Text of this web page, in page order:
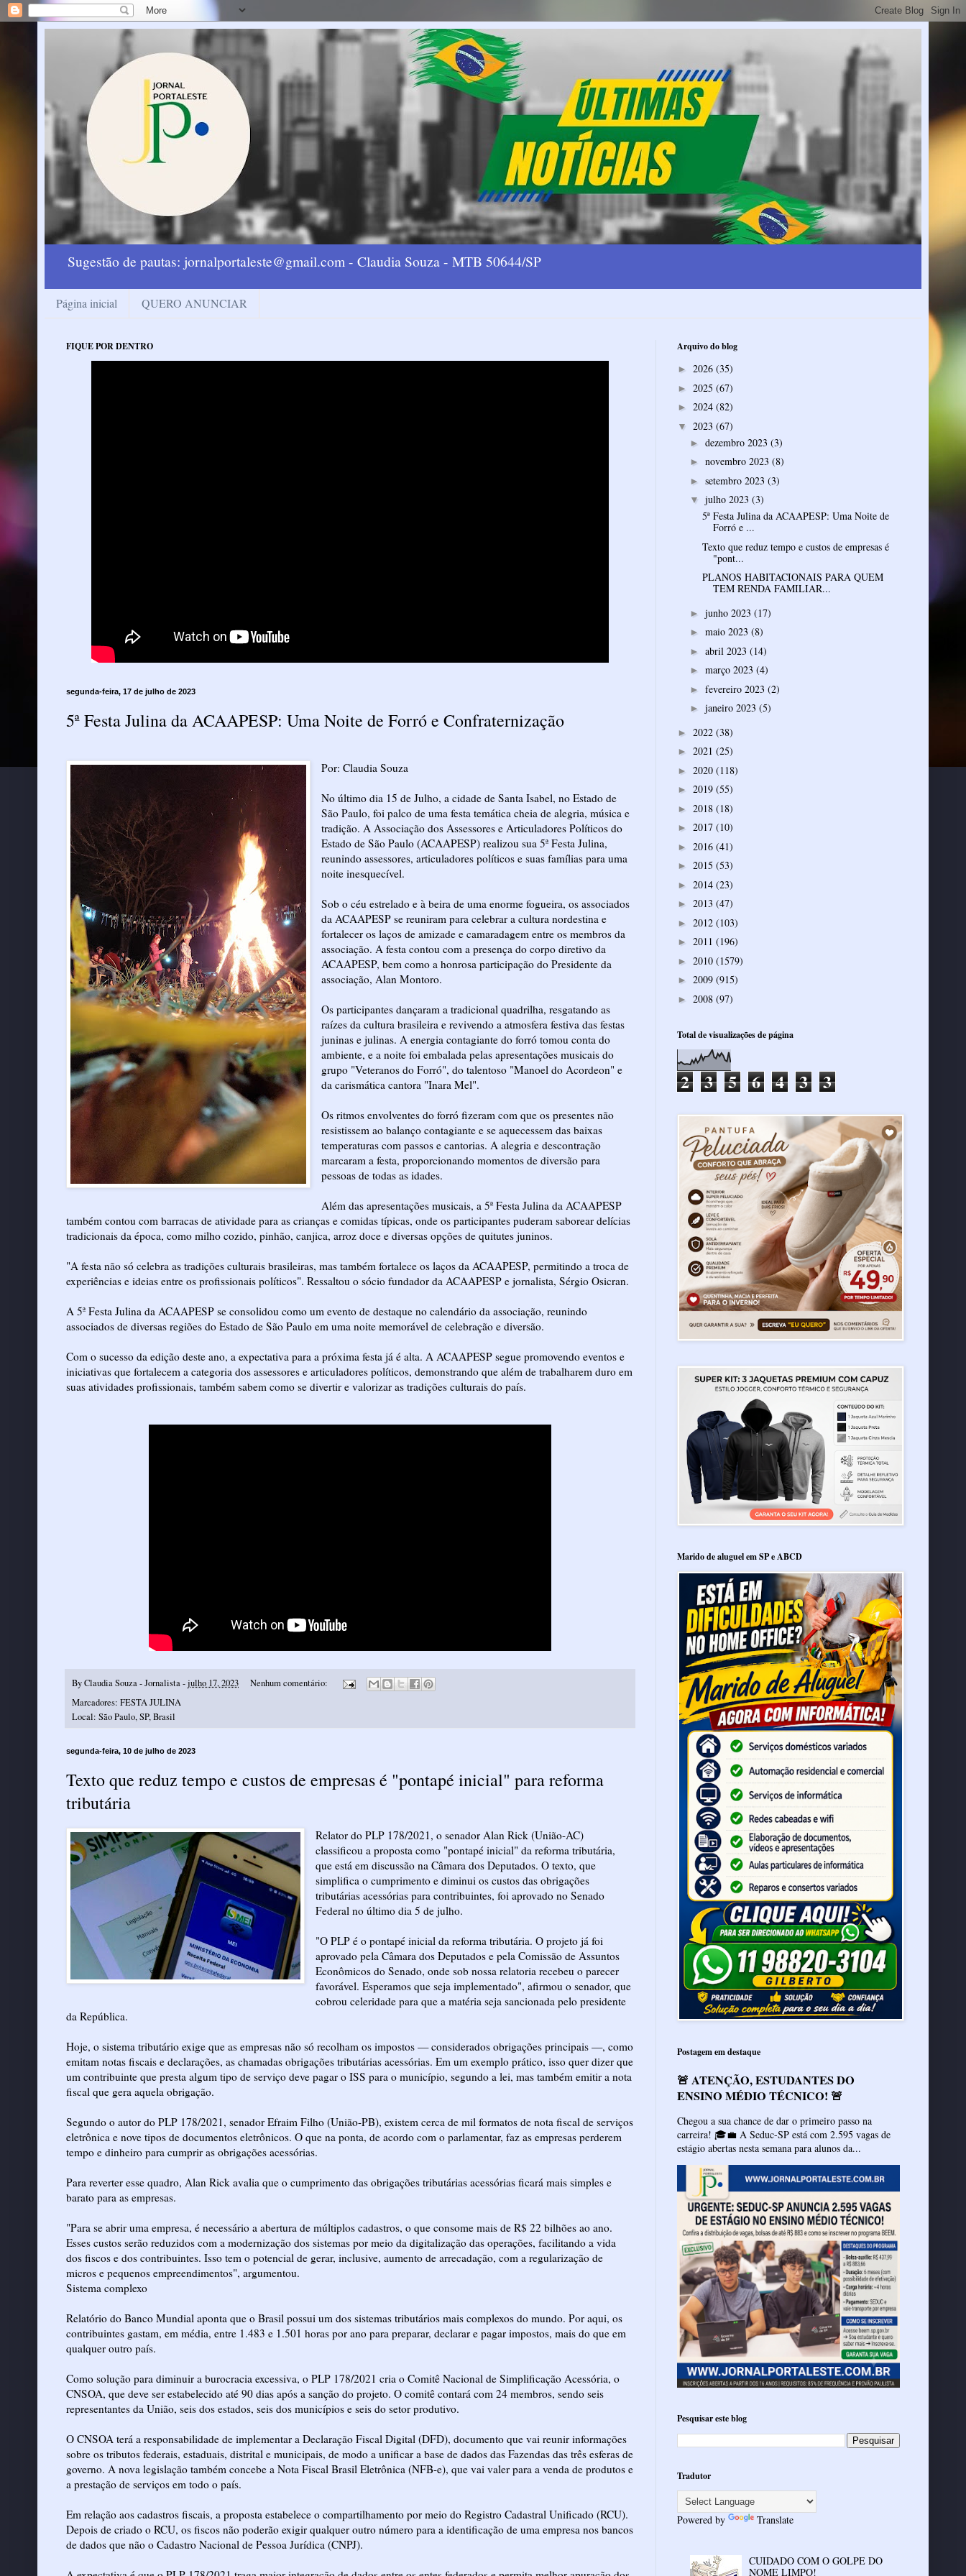
Sugestão de pautas: jornalportaleste@gmail.com - Claudia Souza - MTB 50644/SP
Página inicial QUERO ANUNCIAR
FIQUE POR DENTRO
segunda-feira, 17 de julho de 2023
5ª Festa Julina da ACAAPESP: Uma Noite de Forró e Confraternização
Por: Claudia Souza
No último dia 15 de Julho, a cidade de Santa Isabel, no Estado de
São Paulo, foi palco de uma festa temática cheia de alegria, música e
tradição. A Associação dos Assessores e Articuladores Políticos do
Estado de São Paulo (ACAAPESP) realizou sua 5ª Festa Julina,
reunindo assessores, articuladores políticos e suas famílias para uma
noite inesquecível.
Sob o céu estrelado e à beira de uma enorme fogueira, os associados
da ACAAPESP se reuniram para celebrar a cultura nordestina e
fortalecer os laços de amizade e camaradagem entre os membros da
associação. A festa contou com a presença do corpo diretivo da
ACAAPESP, bem como a honrosa participação do Presidente da
associação, Alan Montoro.
Os participantes dançaram a tradicional quadrilha, resgatando as
raízes da cultura brasileira e revivendo a atmosfera festiva das festas
juninas e julinas. A energia contagiante do forró tomou conta do
ambiente, e a noite foi embalada pelas apresentações musicais do
grupo "Veteranos do Forró", do talentoso "Manoel do Acordeon" e
da carismática cantora "Inara Mel".
Os ritmos envolventes do forró fizeram com que os presentes não
resistissem ao balanço contagiante e se aquecessem das baixas
temperaturas com passos e cantorias. A alegria e descontração
marcaram a festa, proporcionando momentos de diversão para
pessoas de todas as idades.
Além das apresentações musicais, a 5ª Festa Julina da ACAAPESP
também contou com barracas de atividade para as crianças e comidas típicas, onde os participantes puderam saborear delícias
tradicionais da época, como milho cozido, pinhão, canjica, arroz doce e diversas opções de quitutes juninos.
"A festa não só celebra as tradições culturais brasileiras, mas também fortalece os laços da ACAAPESP, permitindo a troca de
experiências e ideias entre os profissionais políticos". Ressaltou o sócio fundador da ACAAPESP e jornalista, Sérgio Osicran.
A 5ª Festa Julina da ACAAPESP se consolidou como um evento de destaque no calendário da associação, reunindo
associados de diversas regiões do Estado de São Paulo em uma noite memorável de celebração e diversão.
Com o sucesso da edição deste ano, a expectativa para a próxima festa já é alta. A ACAAPESP segue promovendo eventos e
iniciativas que fortalecem a categoria dos assessores e articuladores políticos, demonstrando que além de trabalharem duro em
suas atividades profissionais, também sabem como se divertir e valorizar as tradições culturais do país.
ByClaudia Souza - Jornalista-julho 17, 2023
Nenhum comentário:
Marcadores: FESTA JULINA
Local: São Paulo, SP, Brasil
segunda-feira, 10 de julho de 2023
Texto que reduz tempo e custos de empresas é "pontapé inicial" para reforma
tributária
Relator do PLP 178/2021, o senador Alan Rick (União-AC)
classificou a proposta como "pontapé inicial" da reforma tributária,
que está em discussão na Câmara dos Deputados. O texto, que
simplifica o cumprimento e diminui os custos das obrigações
tributárias acessórias para contribuintes, foi aprovado no Senado
Federal no último dia 5 de julho.
"O PLP é o pontapé inicial da reforma tributária. O projeto já foi
aprovado pela Câmara dos Deputados e pela Comissão de Assuntos
Econômicos do Senado, onde sob nossa relatoria recebeu o parecer
favorável. Esperamos que seja implementado", afirmou o senador, que
cobrou celeridade para que a matéria seja sancionada pelo presidente
da República.
Hoje, o sistema tributário exige que as empresas não só recolham os impostos — considerados obrigações principais —, como
emitam notas fiscais e declarações, as chamadas obrigações tributárias acessórias. Em um exemplo prático, isso quer dizer que
um contribuinte que presta algum tipo de serviço deve pagar o ISS para o município, segundo a lei, mas também emitir a nota
fiscal que gera aquela obrigação.
Segundo o autor do PLP 178/2021, senador Efraim Filho (União-PB), existem cerca de mil formatos de nota fiscal de serviços
eletrônica e nove tipos de documentos eletrônicos. O que na ponta, de acordo com o parlamentar, faz as empresas perderem
tempo e dinheiro para cumprir as obrigações acessórias.
Para reverter esse quadro, Alan Rick avalia que o cumprimento das obrigações tributárias acessórias ficará mais simples e
barato para as empresas.
"Para se abrir uma empresa, é necessário a abertura de múltiplos cadastros, o que consome mais de R$ 22 bilhões ao ano.
Esses custos serão reduzidos com a modernização dos sistemas por meio da digitalização das operações, facilitando a vida
dos fiscos e dos contribuintes. Isso tem o potencial de gerar, inclusive, aumento de arrecadação, com a regularização de
micros e pequenos empreendimentos", argumentou.
Sistema complexo
Relatório do Banco Mundial aponta que o Brasil possui um dos sistemas tributários mais complexos do mundo. Por aqui, os
contribuintes gastam, em média, entre 1.483 e 1.501 horas por ano para preparar, declarar e pagar impostos, mais do que em
qualquer outro país.
Como solução para diminuir a burocracia excessiva, o PLP 178/2021 cria o Comitê Nacional de Simplificação Acessória, o
CNSOA, que deve ser estabelecido até 90 dias após a sanção do projeto. O comitê contará com 24 membros, sendo seis
representantes da União, seis dos estados, seis dos municípios e seis do setor produtivo.
O CNSOA terá a responsabilidade de implementar a Declaração Fiscal Digital (DFD), documento que vai reunir informações
sobre os tributos federais, estaduais, distrital e municipais, de modo a unificar a base de dados das Fazendas das três esferas de
governo. A nova legislação também concebe a Nota Fiscal Brasil Eletrônica (NFB-e), que vai valer para a venda de produtos e
a prestação de serviços em todo o país.
Em relação aos cadastros fiscais, a proposta estabelece o compartilhamento por meio do Registro Cadastral Unificado (RCU).
Depois de criado o RCU, os fiscos não poderão exigir qualquer outro número para a identificação de uma empresa nos bancos
de dados que não o Cadastro Nacional de Pessoa Jurídica (CNPJ).
Arquivo do blog
► 2026 (35)
► 2025 (67)
► 2024 (82)
▼ 2023 (67)
► dezembro 2023 (3)
► novembro 2023 (8)
► setembro 2023 (3)
▼ julho 2023 (3)
5ª Festa Julina da ACAAPESP: Uma Noite de
Forró e ...
Texto que reduz tempo e custos de empresas é
"pont...
PLANOS HABITACIONAIS PARA QUEM
TEM RENDA FAMILIAR...
► junho 2023 (17)
► maio 2023 (8)
► abril 2023 (14)
► março 2023 (4)
► fevereiro 2023 (2)
► janeiro 2023 (5)
► 2022 (38)
► 2021 (25)
► 2020 (118)
► 2019 (55)
► 2018 (18)
► 2017 (10)
► 2016 (41)
► 2015 (53)
► 2014 (23)
► 2013 (47)
► 2012 (103)
► 2011 (196)
► 2010 (1579)
► 2009 (915)
► 2008 (97)
Total de visualizações de página
2 3 5 6 4 3 3
Marido de aluguel em SP e ABCD
Postagem em destaque
🚨 ATENÇÃO, ESTUDANTES DO
ENSINO MÉDIO TÉCNICO! 🚨
Chegou a sua chance de dar o primeiro passo na
carreira! 🎓💼 A Seduc-SP está com 2.595 vagas de
estágio abertas nesta semana para alunos da...
Pesquisar este blog
Tradutor
Powered by Translate
CUIDADO COM O GOLPE DO
NOME LIMPO!